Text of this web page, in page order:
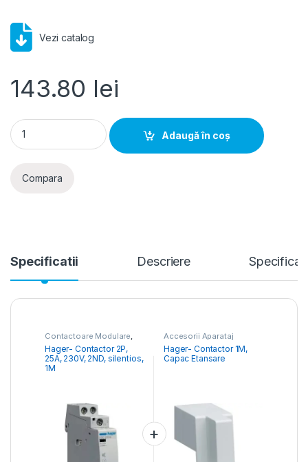
Vezi catalog
143.80 lei
Hager- Contactor 2P, 25A, 230V, 2ND, silentios, 1M quantity
Adaugă în coș
Compara
Specificatii Descriere
Contactoare Modulare,
Distribuția Energiei
Hager- Contactor 2P,
25A, 230V, 2ND, silentios,
1M
Accesorii Aparataj
Modular ,Contactoare
Modulare
Hager- Contactor 1M,
Capac Etansare